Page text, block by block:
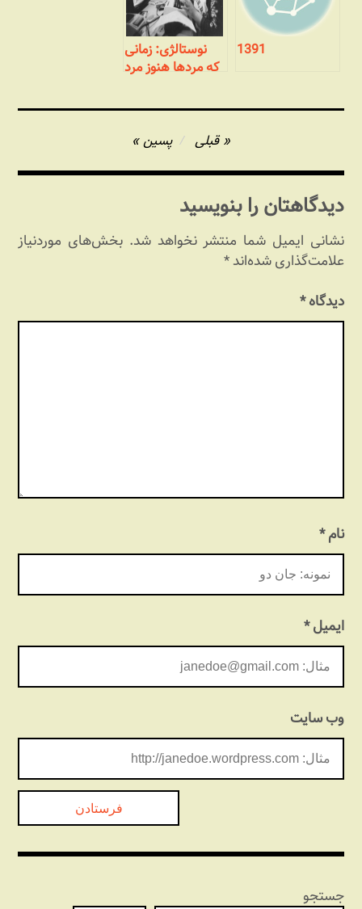
1391 نوستالژی: زمانی
که مردها هنوز مرد
پایانی- هک‌های
نوشته
قبلی پسین
دیدگاهتان را بنویسید
نشانی ایمیل شما منتشر نخواهد شد. بخش‌های موردنیاز
علامت‌گذاری شده‌اند*
دیدگاه*
نام*
ایمیل*
وب‌ سایت
جستجو